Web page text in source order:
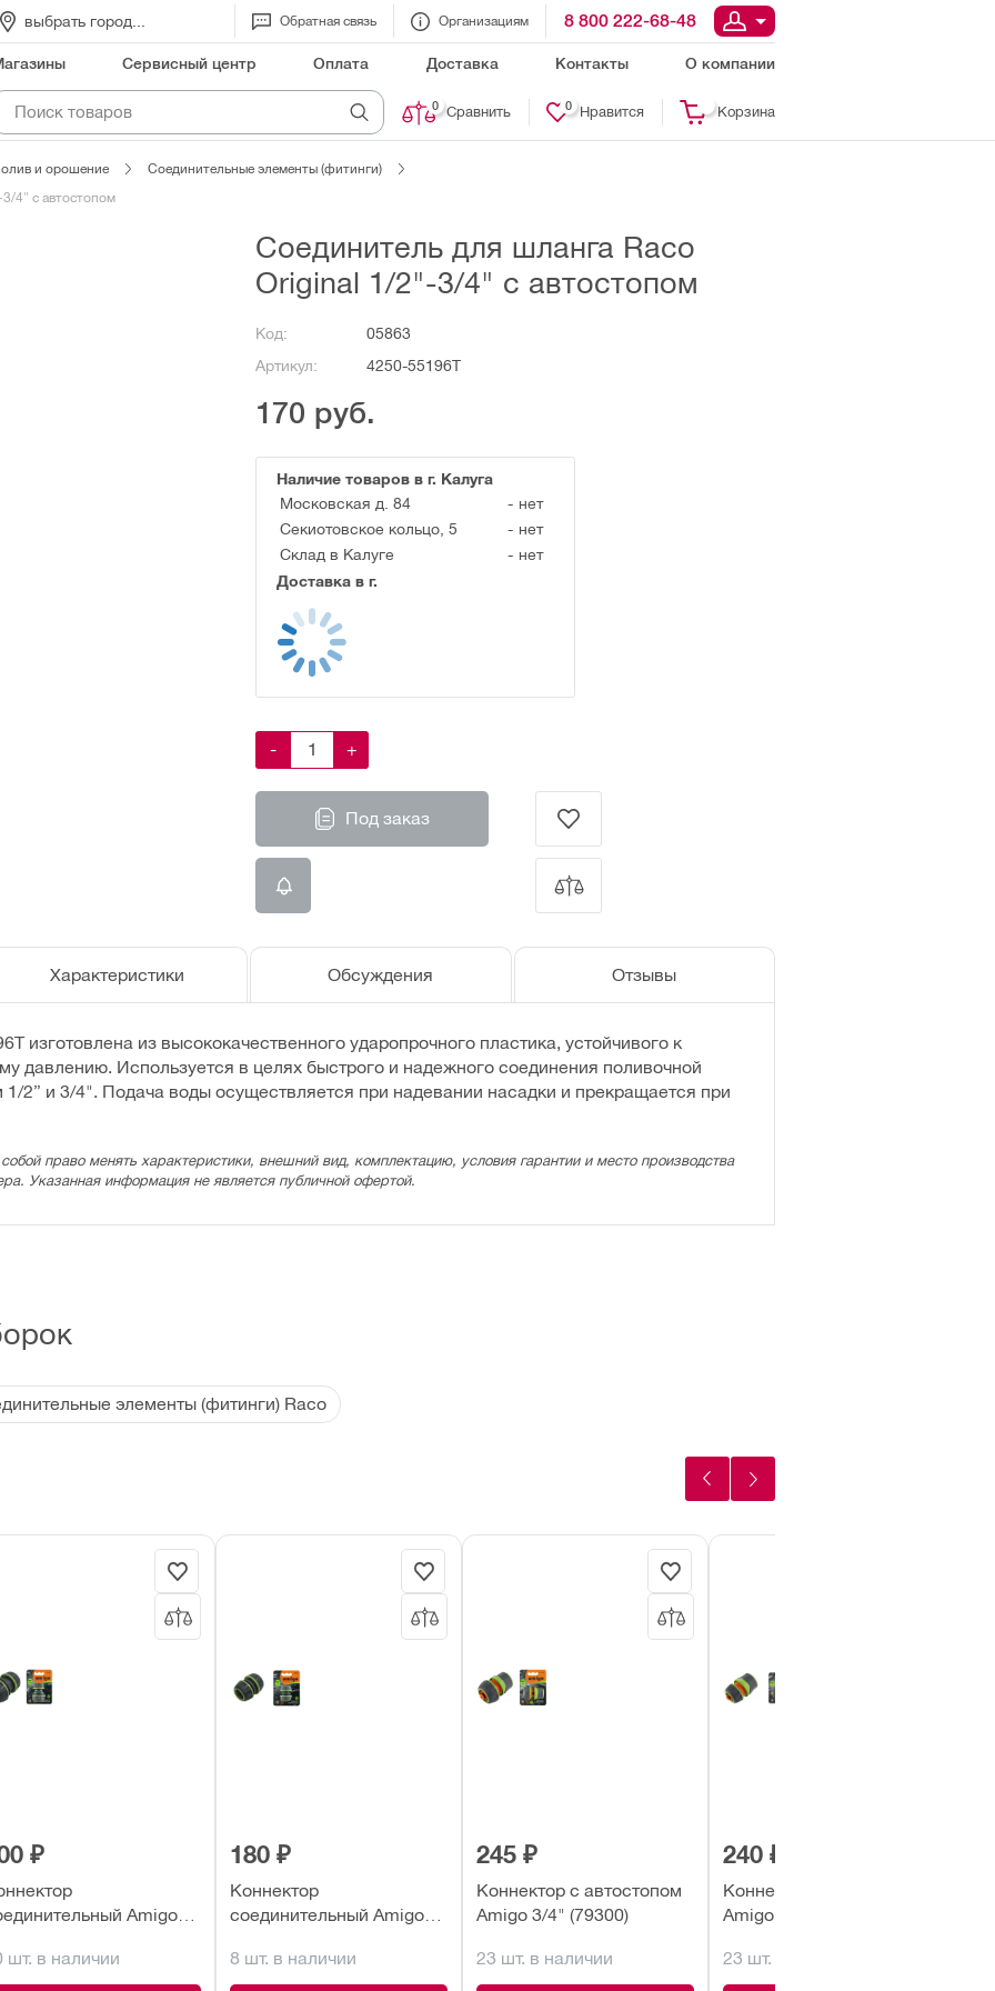
выбрать город... Обратная связь Организациям 8 800 222-68-48
Сервисный центр Оплата Доставка Контакты О компании
Сравнить
0 Нравится
0 Корзина
и орошение
Соединительные элементы (фитинги)
4" с автостопом
Соединитель для шланга Raco
Original 1/2"-3/4" с автостопом
Код:
05863
Артикул:
4250-55196T
170 руб.
Наличие товаров в г. Калуга
Московская д. 84
- нет
Секиотовское кольцо, 5
- нет
Склад в Калуге
- нет
Доставка в г.
- +
Под заказ
Характеристики Обсуждения Отзывы
изготовлена из высококачественного ударопрочного пластика, устойчивого к
давлению. Используется в целях быстрого и надежного соединения поливочной
2” и 3/4". Подача воды осуществляется при надевании насадки и прекращается при
право менять характеристики, внешний вид, комплектацию, условия гарантии и место производства
Указанная информация не является публичной офертой.
элементы (фитинги) Raco
₽
Amigo
шт. в наличии
180 ₽
Коннектор
соединительный Amigo
8 шт. в наличии
245 ₽
Коннектор с автостопом
Amigo 3/4" (79300)
23 шт. в наличии
240 ₽
Коннектор с аквастопом
Amigo 1/2" (79110)
23 шт. в наличии